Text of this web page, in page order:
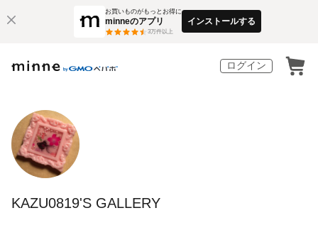
お買いものがもっとお得に
minneのアプリ
3万件以上
インストールする
ログイン
KAZU0819'S GALLERY